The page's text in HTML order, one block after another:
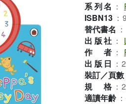
系列名 ：
ISBN13 ：
替代書名 ：
出版社 ：
作者 ：
出版日 ：
裝訂／頁數
規格 ：
適讀年齡 ：